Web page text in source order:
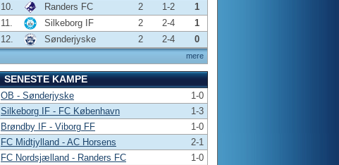
mere
10.
Randers FC 2 1-2
1
11.
Silkeborg IF 2 2-4
1
12.
Sønderjyske 2 2-4 0
SENESTE KAMPE
OB - Sønderjyske
1-0
Silkeborg IF - FC København
1-3
Brøndby IF - Viborg FF
1-0
FC Midtjylland - AC Horsens
2-1
FC Nordsjælland - Randers FC
1-0